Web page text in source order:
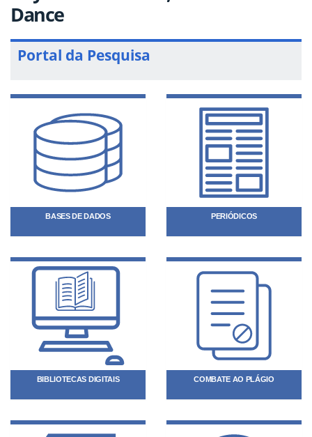
Dance
Portal da Pesquisa
BASES DE DADOS PERIÓDICOS
BIBLIOTECAS DIGITAIS COMBATE AO PLÁGIO